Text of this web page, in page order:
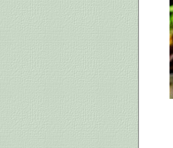
ด่าง, บีโกเนียไทเกอร์ และ เทียน
ฝรั่ง
กุหลาบหิน sedum california
เก็บดอกไม้มาให้ชม โป๊ยเซียน
อังกาบม่วงขาว พู่ระหงใบด่าง แมม
เม็ดพริก
ล้วไปเดินเล่นในสวนกุหลาบชื่อ
ดังของเขาใหญ่ มีคาเฟ่ด้ว
อพันเทีย กระบองเพชรใบเสมา
ละ คีรีมาศ ส้มบริพัตร